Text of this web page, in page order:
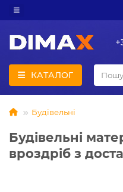
КАТАЛОГ
Будівельні
Будівельні
вроздріб з